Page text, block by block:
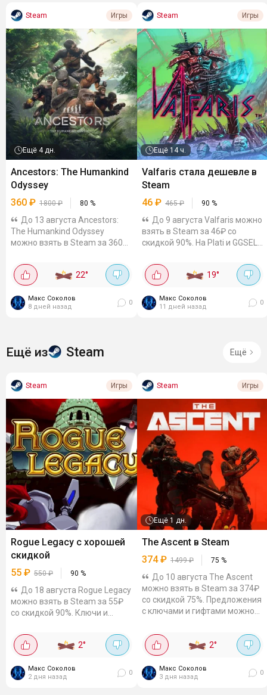
Steam Игры
Ещё 4 дн.
Ancestors: The Humankind
Odyssey
360 ₽ 1800₽ 80 %
До 13 августа Ancestors:
The Humankind Odyssey
можно взять в Steam за 360₽
по ключам и гифтам можно
сверить на Plati и GGSEL.
Симулятор выживания от
третьего лица...
22°
Макс Соколов
8 дней назад
0
Steam Игры
Ещё 14 ч.
Valfaris стала дешевле в
Steam
46 ₽ 465₽ 90 %
До 9 августа Valfaris можно
взять в Steam за 46₽ со
скидкой 90%. На Plati и GGSEL
ключи и гифты. Брутальный
2D-экшен про Териона,
который возвращается в...
19°
Макс Соколов
11 дней назад
0
Ещё из Steam Ещё
Steam Игры
Rogue Legacy с хорошей
скидкой
55 ₽ 550₽ 90 %
До 18 августа Rogue Legacy
можно взять в Steam за 55₽
со скидкой 90%. Ключи и
Plati и GGSEL. Сложный
рогалайт, где после смерти
героя забег продолжает его...
2°
Макс Соколов
2 дня назад
0
Steam Игры
Ещё 1 дн.
The Ascent в Steam
374₽ 1499₽ 75 %
До 10 августа The Ascent
можно взять в Steam за 374₽
со скидкой 75%. Предложения
с ключами и гифтами можно
GGSEL. Киберпанковая экшен-
RPG про мир, где...
2°
Макс Соколов
3 дня назад
0